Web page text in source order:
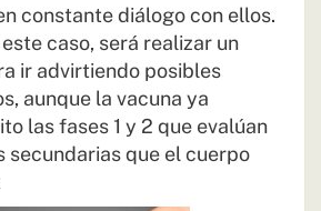
constante diálogo con ellos.
caso, será realizar un
ir advirtiendo posibles
aunque la vacuna ya
las fases 1 y 2 que evalúan
secundarias que el cuerpo